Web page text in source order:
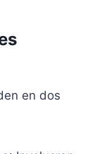
en dos